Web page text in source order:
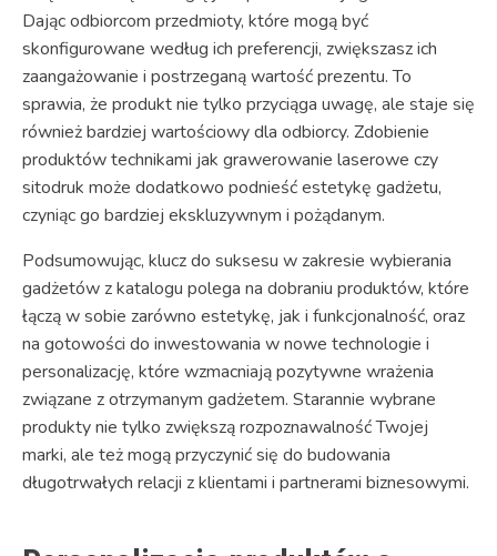
Dając odbiorcom przedmioty, które mogą być
skonfigurowane według ich preferencji, zwiększasz ich
zaangażowanie i postrzeganą wartość prezentu. To
sprawia, że produkt nie tylko przyciąga uwagę, ale staje się
również bardziej wartościowy dla odbiorcy. Zdobienie
produktów technikami jak grawerowanie laserowe czy
sitodruk może dodatkowo podnieść estetykę gadżetu,
czyniąc go bardziej ekskluzywnym i pożądanym.
Podsumowując, klucz do suksesu w zakresie wybierania
gadżetów z katalogu polega na dobraniu produktów, które
łączą w sobie zarówno estetykę, jak i funkcjonalność, oraz
na gotowości do inwestowania w nowe technologie i
personalizację, które wzmacniają pozytywne wrażenia
związane z otrzymanym gadżetem. Starannie wybrane
produkty nie tylko zwiększą rozpoznawalność Twojej
marki, ale też mogą przyczynić się do budowania
długotrwałych relacji z klientami i partnerami biznesowymi.